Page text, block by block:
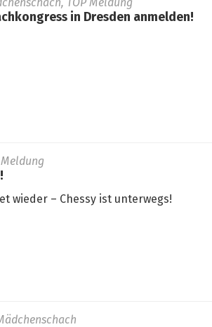
TOP Meldung
in Dresden anmelden!
wieder – Chessy ist unterwegs!